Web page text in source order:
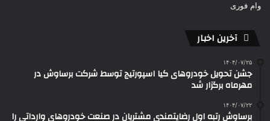
وام فوری
آخرین اخبار
۱۴۰۴/۰۷/۲۵
جشن تحویل خودروهای کیا اسپورتیج توسط شرکت برساوش در
مهرماه برگزار شد
۱۴۰۴/۰۷/۲۲
برساوش رتبه اول رضایتمندی مشتریان در صنعت خودروهای وارداتی را